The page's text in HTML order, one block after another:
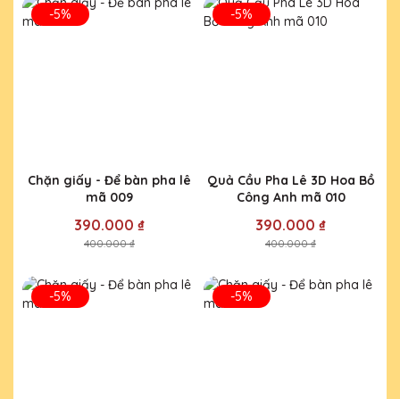
-5%
Chặn giấy - Để bàn pha lê
mã 009
390.000 ₫
400.000 ₫
-5%
Quả Cầu Pha Lê 3D Hoa Bồ
Công Anh mã 010
390.000 ₫
400.000 ₫
-5% -5%